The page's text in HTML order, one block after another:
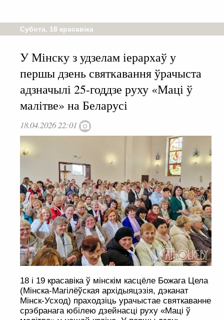
Субота, 18 красавіка
У Мінску з удзелам іерархаў у
першы дзень святкавання ўрачыста
адзначылі 25-годдзе руху «Маці ў
малітве» на Беларусі
18.04.2026 22:01
18 і 19 красавіка ў мінскім касцёле Божага Цела
(Мінска-Магілёўская архідыяцэзія, дэканат
Мінск-Усход) праходзіць урачыстае святкаванне
срэбранага юбілею дзейнасці руху «Маці ў